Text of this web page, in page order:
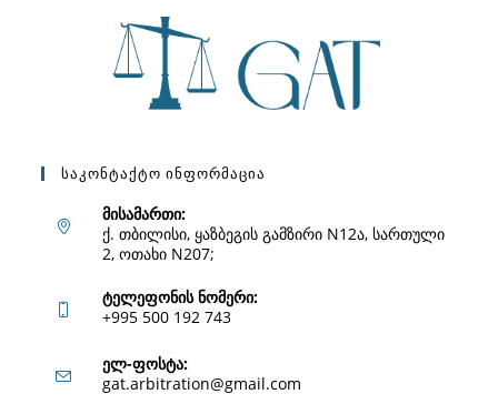
Საკონტაქტო Ინფორმაცია
მისამართი:
ქ. თბილისი, ყაზბეგის გამზირი N12ა, სართული
2, ოთახი N207;
ტელეფონის ნომერი:
+995 500 192 743
in
ელ-ფოსტა:
gat.arbitration@gmail.com